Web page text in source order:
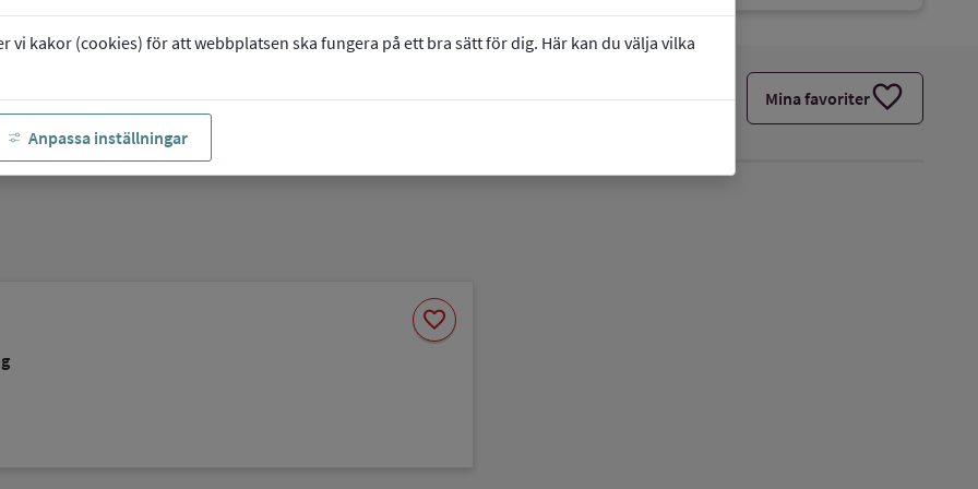
vi kakor (cookies) för att webbplatsen ska fungera på ett bra sätt för dig. Här kan du välja vilka
Anpassa inställningar
Mina favoriterfavorite
favorite
Spara
som